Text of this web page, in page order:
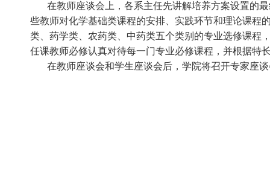
在教师座谈会上，各系主任先讲解培养方案设置的
些教师对化学基础类课程的安排、实践环节和理论课程
类、药学类、农药类、中药类五个类别的专业选修课程
任课教师必修认真对待每一门专业必修课程，并根据特
在教师座谈会和学生座谈会后，学院将召开专家座